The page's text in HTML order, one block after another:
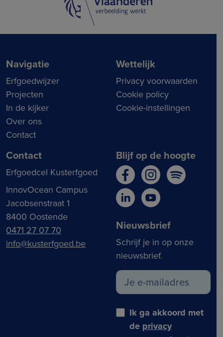
Navigatie
Erfgoedwijzer
Projecten
In de kijker
Over ons
Contact
Wettelijk
Privacy voorwaarden
Cookie policy
Cookie-instellingen
Contact
Erfgoedcel Kusterfgoed
InnovOcean Campus
Jacobsenstraat 1
8400 Oostende
0471 27 07 70
info@kusterfgoed.be
Blijf op de hoogte
Nieuwsbrief
Schrijf je in op onze
nieuwsbrief.
Ik ga akkoord met
de privacy